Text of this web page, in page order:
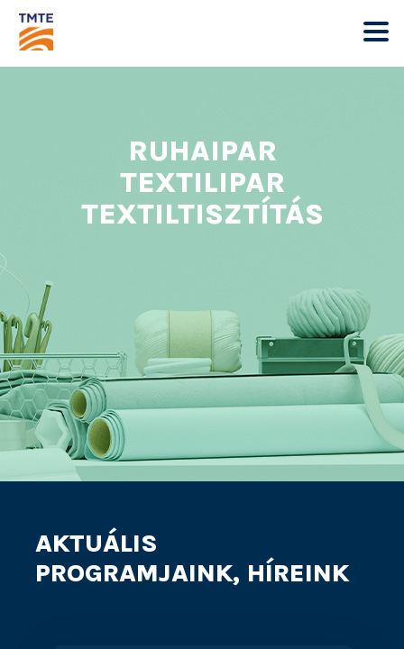
RUHAIPAR
TEXTILIPAR
TEXTILTISZTÍTÁS
AKTUÁLIS
PROGRAMJAINK, HÍREINK